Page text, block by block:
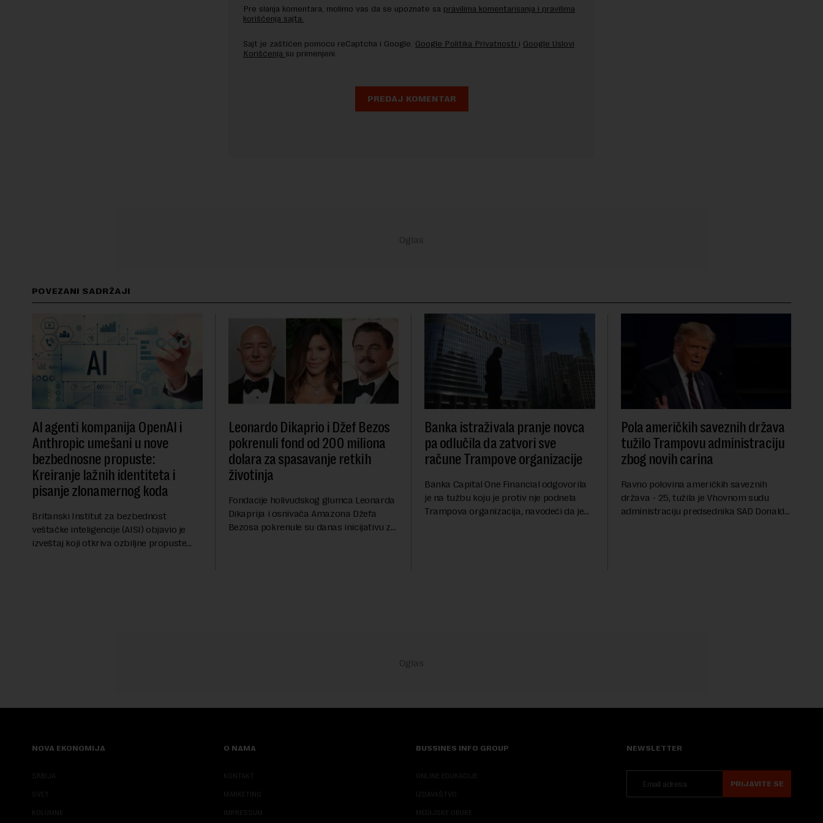
Pre slanja komentara, molimo vas da se upoznate sa pravilima komentarisanja i pravilima
korišćenja sajta.
Sajt je zaštićen pomocu reCaptcha i Google. Google Politika Privatnosti i Google Uslovi
Korišćenja su primenjeni.
POVEZANI SADRŽAJI
AI agenti kompanija OpenAI i
Anthropic umešani u nove
bezbednosne propuste:
Kreiranje lažnih identiteta i
pisanje zlonamernog koda
Britanski Institut za bezbednost
veštačke inteligencije (AISI) objavio je
izveštaj koji otkriva ozbiljne propuste
Leonardo Dikaprio i Džef Bezos
pokrenuli fond od 200 miliona
dolara za spasavanje retkih
životinja
Fondacije holivudskog glumca Leonarda
Dikaprija i osnivača Amazona Džefa
Bezosa pokrenule su danas inicijativu za
Banka istraživala pranje novca
pa odlučila da zatvori sve
račune Trampove organizacije
Banka Capital One Financial odgovorila
je na tužbu koju je protiv nje podnela
Trampova organizacija, navodeći da je
Pola američkih saveznih država
tužilo Trampovu administraciju
zbog novih carina
Ravno polovina američkih saveznih
država - 25, tužila je Vhovnom sudu
administraciju predsednika SAD Donalda
NOVA EKONOMIJA
SRBIJA
SVET
KOLUMNE
O NAMA
KONTAKT
MARKETING
IMPRESSUM
BUSSINES INFO GROUP
ONLINE EDUKACIJE
IZDAVAŠTVO
MEDIJSKE OBUKE
NEWSLETTER
PRIJAVITE SE